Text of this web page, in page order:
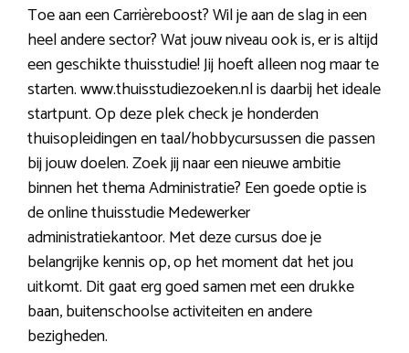
Toe aan een Carrièreboost? Wil je aan de slag in een
heel andere sector? Wat jouw niveau ook is, er is altijd
een geschikte thuisstudie! Jij hoeft alleen nog maar te
starten. www.thuisstudiezoeken.nl is daarbij het ideale
startpunt. Op deze plek check je honderden
thuisopleidingen en taal/hobbycursussen die passen
bij jouw doelen. Zoek jij naar een nieuwe ambitie
binnen het thema Administratie? Een goede optie is
de online thuisstudie Medewerker
administratiekantoor. Met deze cursus doe je
belangrijke kennis op, op het moment dat het jou
uitkomt. Dit gaat erg goed samen met een drukke
baan, buitenschoolse activiteiten en andere
bezigheden.